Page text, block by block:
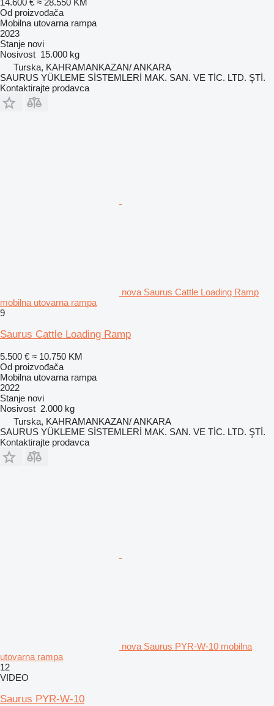
14.600 € ≈ 28.550 KM
Od proizvođača
Mobilna utovarna rampa
2023
Stanje novi
Nosivost 15.000 kg
Turska, KAHRAMANKAZAN/ ANKARA
SAURUS YÜKLEME SİSTEMLERİ MAK. SAN. VE TİC. LTD. ŞTİ.
Kontaktirajte prodavca
nova Saurus Cattle Loading Ramp
mobilna utovarna rampa
9
Saurus Cattle Loading Ramp
5.500 € ≈ 10.750 KM
Od proizvođača
Mobilna utovarna rampa
2022
Stanje novi
Nosivost 2.000 kg
Turska, KAHRAMANKAZAN/ ANKARA
SAURUS YÜKLEME SİSTEMLERİ MAK. SAN. VE TİC. LTD. ŞTİ.
Kontaktirajte prodavca
nova Saurus PYR-W-10 mobilna
utovarna rampa
12
VIDEO
Saurus PYR-W-10